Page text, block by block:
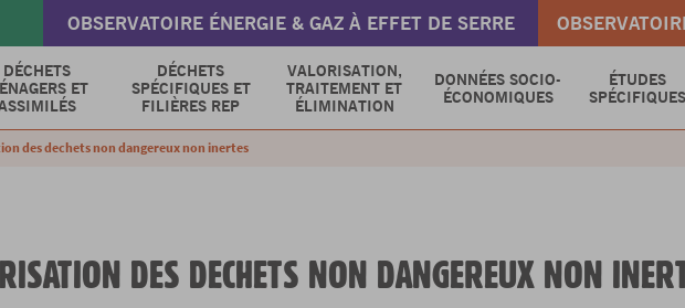
OBSERVATOIRE ÉNERGIE & GAZ À EFFET DE SERRE
DÉCHETS
ET
DÉCHETS
SPÉCIFIQUES ET
FILIÈRES REP
VALORISATION,
TRAITEMENT ET
ÉLIMINATION
DONNÉES SOCIO-
ÉCONOMIQUES
ÉTUDES
SPÉCIFIQUES
des dechets non dangereux non inertes
DES DECHETS NON DANGEREUX NON